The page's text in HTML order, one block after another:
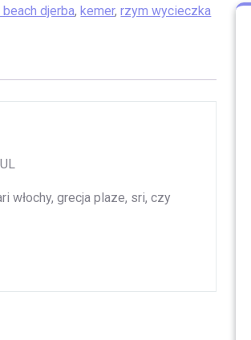
djerba,kemer,rzym wycieczka
włochy, grecja plaze, sri, czy